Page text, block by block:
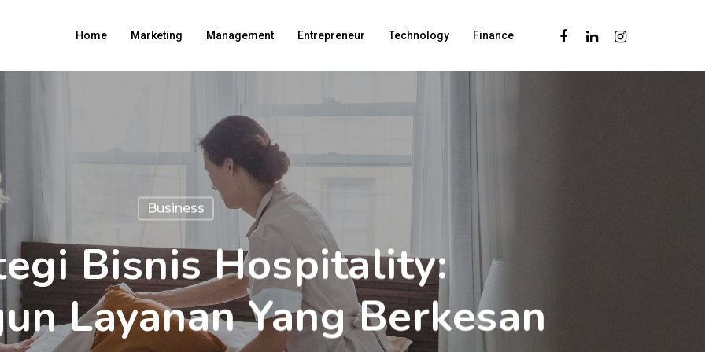
Home Marketing Management Entrepreneur Technology Finance FacebookLinkedinInstagram
Business
Bisnis Hospitality:
Layanan Yang Berkesan